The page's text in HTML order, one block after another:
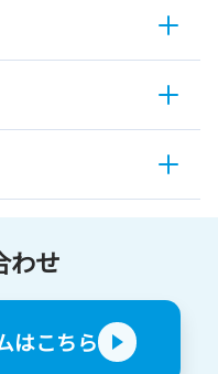
わせ
はこちら